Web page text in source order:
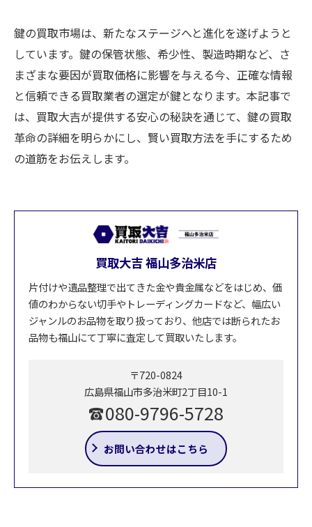
鍵の買取市場は、新たなステージへと進化を遂げようと
しています。鍵の保管状態、希少性、製造時期など、さ
まざまな要因が買取価格に影響を与える今、正確な情報
と信頼できる買取業者の選定が鍵となります。本記事で
は、買取大吉が提供する安心の秘訣を通じて、鍵の買取
革命の詳細を明らかにし、賢い買取方法を手にするため
の道筋をお伝えします。
買取大吉 福山多治米店
片付けや遺品整理で出てきた金や貴金属などをはじめ、価
値のわからない切手やトレーディングカードなど、幅広い
ジャンルのお品物を取り扱っており、他店では断られたお
品物も福山にて丁寧に査定して買取いたします。
〒720-0824
広島県福山市多治米町2丁目10-1
080-9796-5728
お問い合わせはこちら